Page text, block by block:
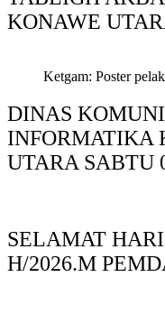
KONAWE
Ketgam: Poster
DINAS
INFORMATIKA
UTARA SABTU
SELAMAT
H/2026.M